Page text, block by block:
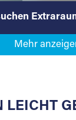
LEICHT